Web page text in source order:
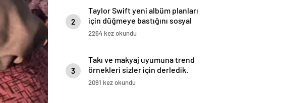
2
Taylor Swift yeni albüm planları
için düğmeye bastığını sosyal
medyadan duyurdu!
2264 kez okundu
3
Takı ve makyaj uyumuna trend
örnekleri sizler için derledik.
2091 kez okundu